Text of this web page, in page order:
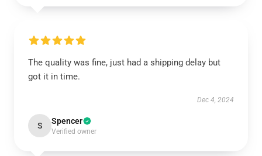
The quality was fine, just had a shipping delay but
got it in time.
Dec 4, 2024
S Spencer
Verified owner